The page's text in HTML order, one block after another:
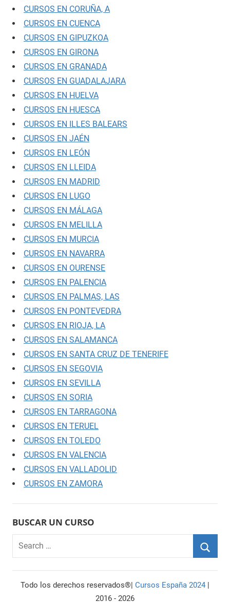
CURSOS EN CORUÑA, A
CURSOS EN CUENCA
CURSOS EN GIPUZKOA
CURSOS EN GIRONA
CURSOS EN GRANADA
CURSOS EN GUADALAJARA
CURSOS EN HUELVA
CURSOS EN HUESCA
CURSOS EN ILLES BALEARS
CURSOS EN JAÉN
CURSOS EN LEÓN
CURSOS EN LLEIDA
CURSOS EN MADRID
CURSOS EN LUGO
CURSOS EN MÁLAGA
CURSOS EN MELILLA
CURSOS EN MURCIA
CURSOS EN NAVARRA
CURSOS EN OURENSE
CURSOS EN PALENCIA
CURSOS EN PALMAS, LAS
CURSOS EN PONTEVEDRA
CURSOS EN RIOJA, LA
CURSOS EN SALAMANCA
CURSOS EN SANTA CRUZ DE TENERIFE
CURSOS EN SEGOVIA
CURSOS EN SEVILLA
CURSOS EN SORIA
CURSOS EN TARRAGONA
CURSOS EN TERUEL
CURSOS EN TOLEDO
CURSOS EN VALENCIA
CURSOS EN VALLADOLID
CURSOS EN ZAMORA
BUSCAR UN CURSO
Search
for:
Todo los derechos reservados®| Cursos España 2024
2016 - 2026